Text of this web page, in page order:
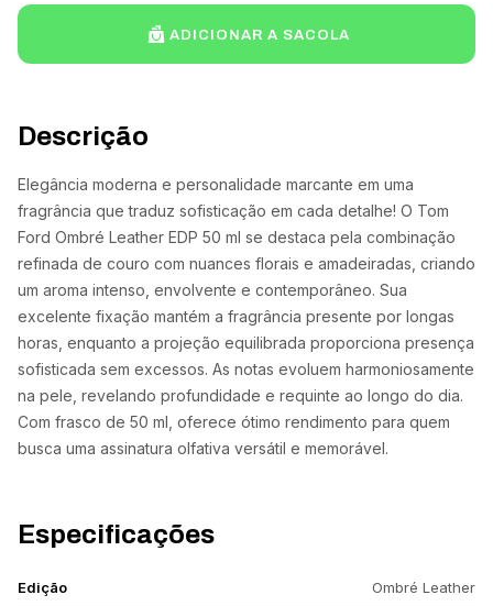
Descrição
Elegância moderna e personalidade marcante em uma
fragrância que traduz sofisticação em cada detalhe! O Tom
Ford Ombré Leather EDP 50 ml se destaca pela combinação
refinada de couro com nuances florais e amadeiradas, criando
um aroma intenso, envolvente e contemporâneo. Sua
excelente fixação mantém a fragrância presente por longas
horas, enquanto a projeção equilibrada proporciona presença
sofisticada sem excessos. As notas evoluem harmoniosamente
na pele, revelando profundidade e requinte ao longo do dia.
Com frasco de 50 ml, oferece ótimo rendimento para quem
busca uma assinatura olfativa versátil e memorável.
Especificações
Edição Ombré Leather
ADICIONAR A SACOLA